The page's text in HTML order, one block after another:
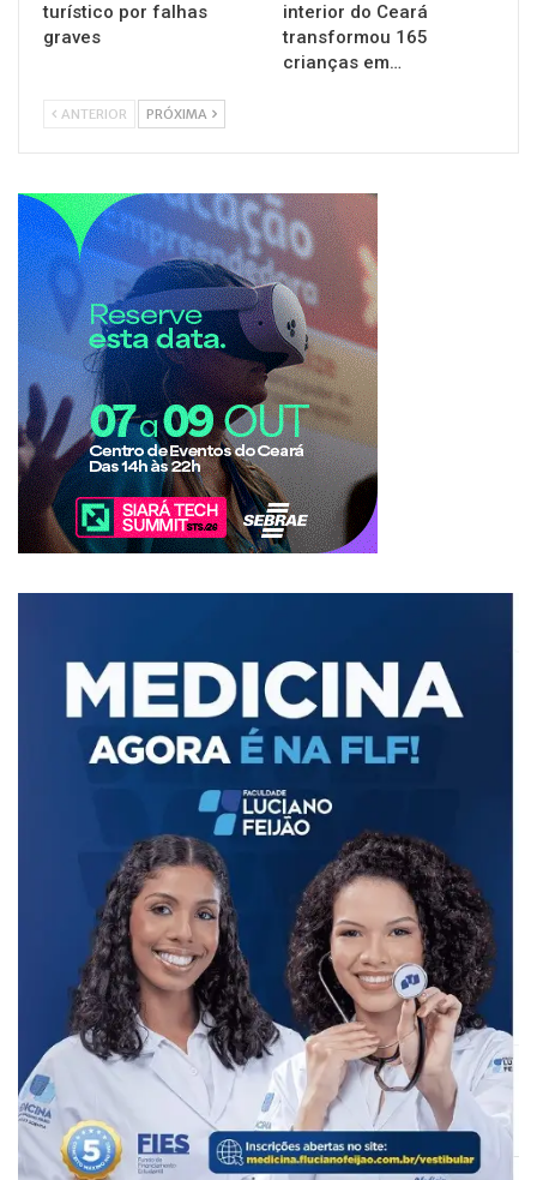
turístico por falhas
graves
interior do Ceará
transformou 165
crianças em…
ANTERIOR PRÓXIMA